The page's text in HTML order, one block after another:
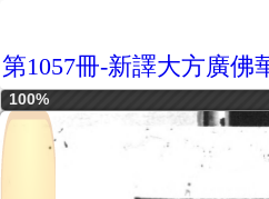
第1057冊-新譯大方廣
100%